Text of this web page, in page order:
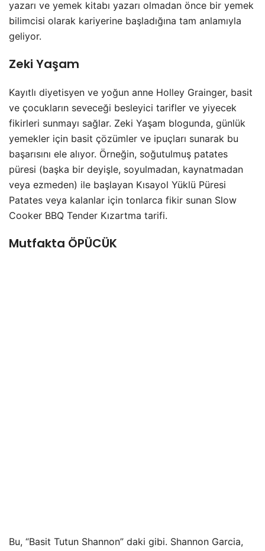
yazarı ve yemek kitabı yazarı olmadan önce bir yemek
bilimcisi olarak kariyerine başladığına tam anlamıyla
geliyor.
Zeki Yaşam
Kayıtlı diyetisyen ve yoğun anne Holley Grainger, basit
ve çocukların seveceği besleyici tarifler ve yiyecek
fikirleri sunmayı sağlar. Zeki Yaşam blogunda, günlük
yemekler için basit çözümler ve ipuçları sunarak bu
başarısını ele alıyor. Örneğin, soğutulmuş patates
püresi (başka bir deyişle, soyulmadan, kaynatmadan
veya ezmeden) ile başlayan Kısayol Yüklü Püresi
Patates veya kalanlar için tonlarca fikir sunan Slow
Cooker BBQ Tender Kızartma tarifi.
Mutfakta ÖPÜCÜK
Bu, “Basit Tutun Shannon” daki gibi. Shannon Garcia,